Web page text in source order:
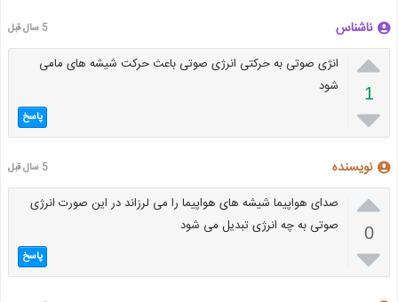
ناشناس 5 سال قبل

1

انژی صوتی به حرکتی انرژی صوتی باعث حرکت شیشه های مامی
شود
پاسخ
نویسنده 5 سال قبل

0

صدای هواپیما شیشه های هواپیما را می لرزاند در این صورت انرژی
صوتی به چه انرژی تبدیل می شود
پاسخ